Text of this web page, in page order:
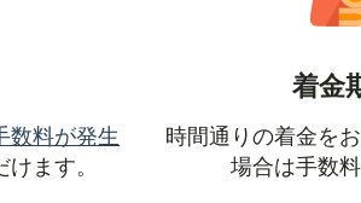
数料が発生
ます）
ます。
着金
時間通りの着金を
場合は手数